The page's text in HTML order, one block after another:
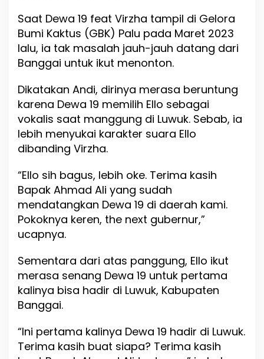
Saat Dewa 19 feat Virzha tampil di Gelora
Bumi Kaktus (GBK) Palu pada Maret 2023
lalu, ia tak masalah jauh-jauh datang dari
Banggai untuk ikut menonton.
Dikatakan Andi, dirinya merasa beruntung
karena Dewa 19 memilih Ello sebagai
vokalis saat manggung di Luwuk. Sebab, ia
lebih menyukai karakter suara Ello
dibanding Virzha.
“Ello sih bagus, lebih oke. Terima kasih
Bapak Ahmad Ali yang sudah
mendatangkan Dewa 19 di daerah kami.
Pokoknya keren, the next gubernur,”
ucapnya.
Sementara dari atas panggung, Ello ikut
merasa senang Dewa 19 untuk pertama
kalinya bisa hadir di Luwuk, Kabupaten
Banggai.
“Ini pertama kalinya Dewa 19 hadir di Luwuk.
Terima kasih buat siapa? Terima kasih